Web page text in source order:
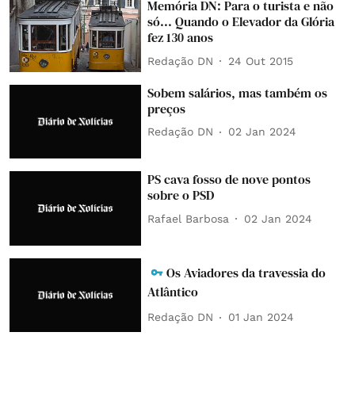
Memória DN: Para o turista e não
só... Quando o Elevador da Glória
fez 130 anos
Redação DN 24 Out 2015
Sobem salários, mas também os
preços
Redação DN 02 Jan 2024
PS cava fosso de nove pontos
sobre o PSD
Rafael Barbosa 02 Jan 2024
Os Aviadores da travessia do
Atlântico
Redação DN 01 Jan 2024